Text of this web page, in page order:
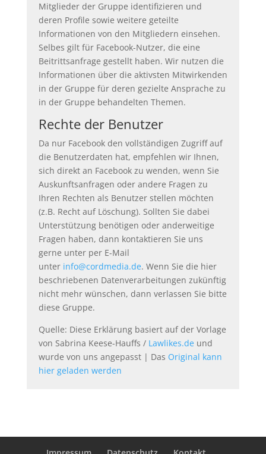
Mitglieder der Gruppe identifizieren und
deren Profile sowie weitere geteilte
Informationen von den Mitgliedern einsehen.
Selbes gilt für Facebook-Nutzer, die eine
Beitrittsanfrage gestellt haben. Wir nutzen die
Informationen über die aktivsten Mitwirkenden
in der Gruppe für deren gezielte Ansprache zu
in der Gruppe behandelten Themen.
Rechte der Benutzer
Da nur Facebook den vollständigen Zugriff auf
die Benutzerdaten hat, empfehlen wir Ihnen,
sich direkt an Facebook zu wenden, wenn Sie
Auskunftsanfragen oder andere Fragen zu
Ihren Rechten als Benutzer stellen möchten
(z.B. Recht auf Löschung). Sollten Sie dabei
Unterstützung benötigen oder anderweitige
Fragen haben, dann kontaktieren Sie uns
gerne unter per E-Mail
unter info@cordmedia.de. Wenn Sie die hier
beschriebenen Datenverarbeitungen zukünftig
nicht mehr wünschen, dann verlassen Sie bitte
diese Gruppe.
Quelle: Diese Erklärung basiert auf der Vorlage
von Sabrina Keese-Hauffs / Lawlikes.deund
wurde von uns angepasst | Das Original kann
hier geladen werden